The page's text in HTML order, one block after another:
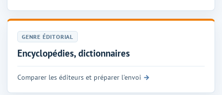
GENRE ÉDITORIAL
Encyclopédies, dictionnaires
Comparer les éditeurs et préparer l'envoi